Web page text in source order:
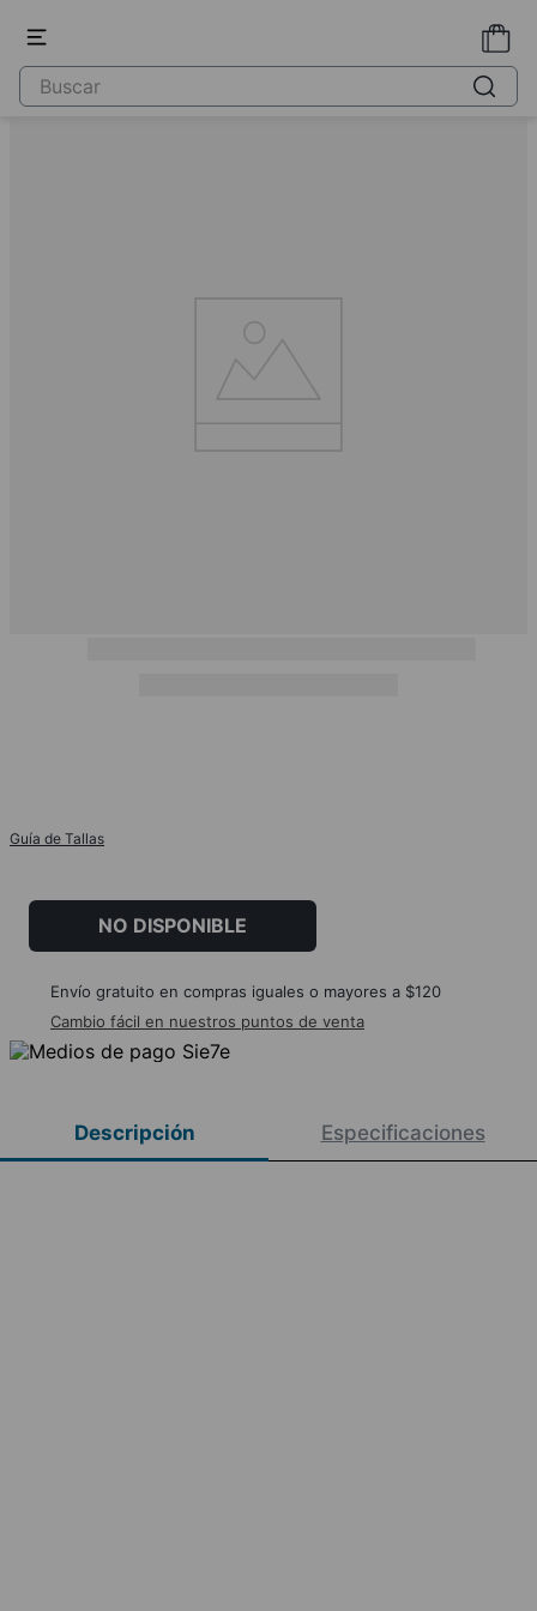
Guía de Tallas
NO DISPONIBLE
Envío gratuito en compras iguales o mayores a $120
Cambio fácil en nuestros puntos de venta
Descripción Especificaciones